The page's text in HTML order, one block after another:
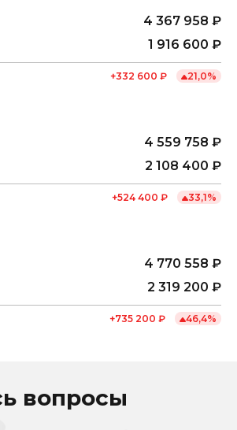
4 367 958 ₽
1 916 600 ₽
+332 600 ₽ 21,0%
4 559 758 ₽
2 108 400 ₽
+524 400 ₽ 33,1%
4 770 558 ₽
2 319 200 ₽
+735 200 ₽ 46,4%
вопросы